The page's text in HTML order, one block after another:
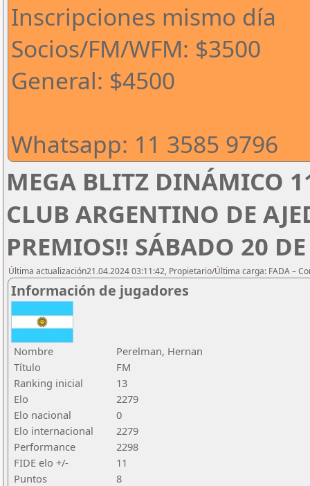
Inscripciones mismo día
Socios/FM/WFM: $3500
General: $4500
Whatsapp: 11 3585 9796
MEGA BLITZ DINÁMICO
CLUB ARGENTINO DE
PREMIOS!! SÁBADO 20
Última actualización21.04.2024 03:11:42, Propietario/Última carga: FADA –
Información de jugadores
Nombre
Perelman, Hernan
Título
FM
Ranking inicial
13
Elo
2279
Elo nacional
0
Elo internacional
2279
Performance
2298
FIDE elo +/-
11
Puntos
8